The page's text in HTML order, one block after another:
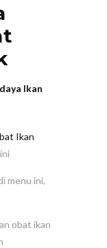
Ikan
Ikan
menu ini,
obat ikan